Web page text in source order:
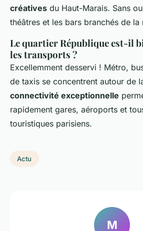
créatives du Haut-Marais. Sans
théâtres et les bars branchés de la
Le quartier République est-il
les transports ?
Excellemment desservi ! Métro,
de taxis se concentrent autour de
connectivité exceptionnelle
rapidement gares, aéroports et
touristiques parisiens.
Actu
M